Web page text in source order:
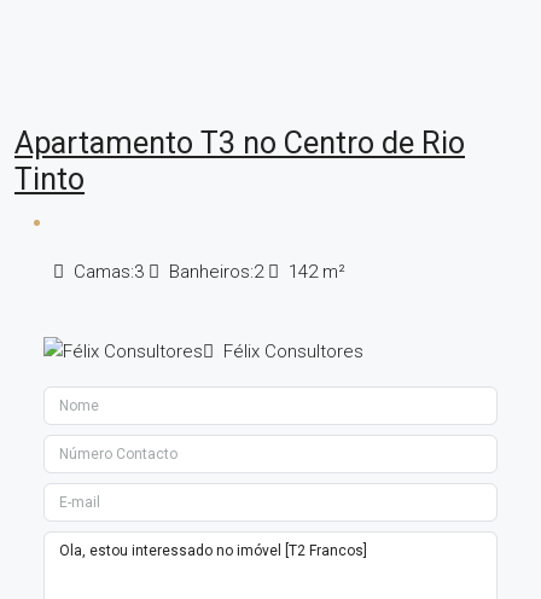
Apartamento T3 no Centro de Rio
Tinto
Camas:3 Banheiros:2 142 m²
Félix Consultores